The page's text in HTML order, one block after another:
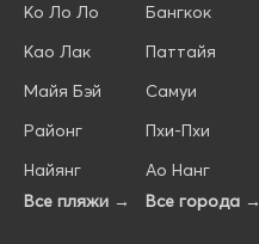
Ко Ло Ло
Као Лак
Майя Бэй
Районг
Найянг
Все пляжи →
Бангкок
Паттайя
Самуи
Пхи-Пхи
Ао Нанг
Все города →